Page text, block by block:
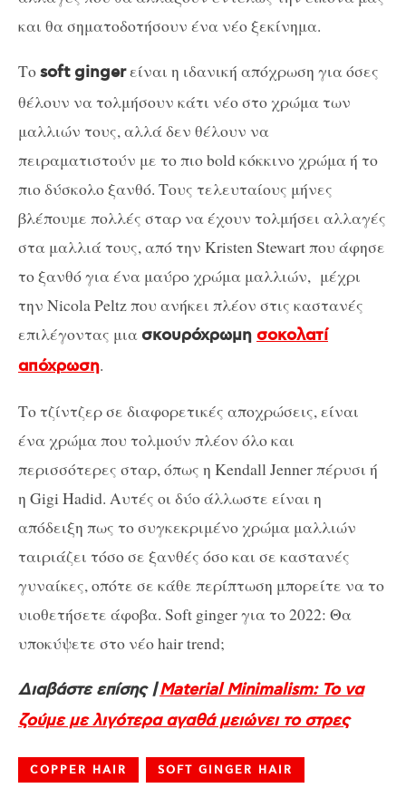
και θα σηματοδοτήσουν ένα νέο ξεκίνημα.
Τοsoft gingerείναι η ιδανική απόχρωση για όσες
θέλουν να τολμήσουν κάτι νέο στο χρώμα των
μαλλιών τους, αλλά δεν θέλουν να
πειραματιστούν με το πιο bold κόκκινο χρώμα ή το
πιο δύσκολο ξανθό. Τους τελευταίους μήνες
βλέπουμε πολλές σταρ να έχουν τολμήσει αλλαγές
στα μαλλιά τους, από την Kristen Stewart που άφησε
το ξανθό για ένα μαύρο χρώμα μαλλιών, μέχρι
την Nicola Peltz που ανήκει πλέον στις καστανές
επιλέγοντας μια σκουρόχρωμη σοκολατί
απόχρωση.
Το τζίντζερ σε διαφορετικές αποχρώσεις, είναι
ένα χρώμα που τολμούν πλέον όλο και
περισσότερες σταρ, όπως η Kendall Jenner πέρυσι ή
η Gigi Hadid. Αυτές οι δύο άλλωστε είναι η
απόδειξη πως το συγκεκριμένο χρώμα μαλλιών
ταιριάζει τόσο σε ξανθές όσο και σε καστανές
γυναίκες, οπότε σε κάθε περίπτωση μπορείτε να το
υιοθετήσετε άφοβα. Soft ginger για το 2022: Θα
υποκύψετε στο νέο hair trend;
Διαβάστε επίσης |Material Minimalism: Το να
ζούμε με λιγότερα αγαθά μειώνει το στρες
COPPER HAIR SOFT GINGER HAIR